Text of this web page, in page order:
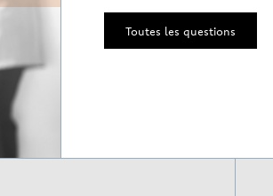
Toutes les questions